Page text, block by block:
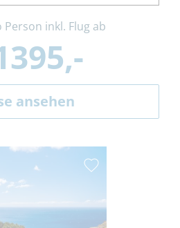
Person inkl. Flug ab
ansehen